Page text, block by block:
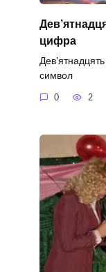
цифра
символ
0 2